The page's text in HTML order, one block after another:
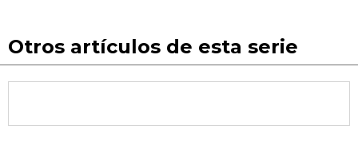
Otros artículos de esta serie